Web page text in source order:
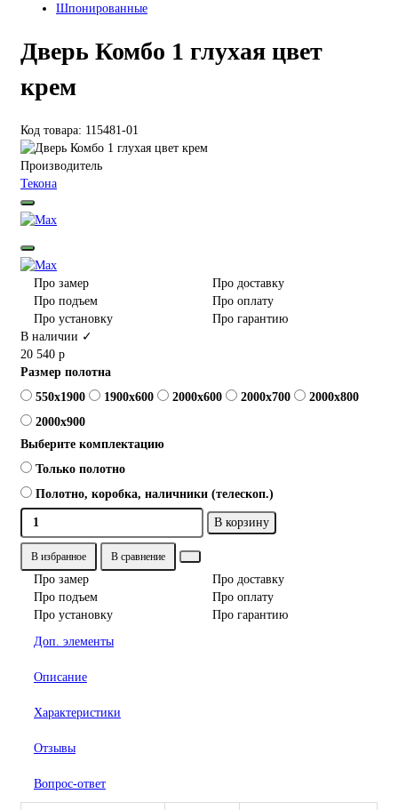
Шпонированные
Дверь Комбо 1 глухая цвет
крем
Код товара: 115481-01
Производитель
Текона
Про замер
Про доставку
Про подъем
Про оплату
Про установку
Про гарантию
В наличии ✓
20 540 р
Размер полотна
550x1900
1900x600 2000x600 2000x700
2000x800
2000x900
Выберите комплектацию
Только полотно
Полотно, коробка, наличники (телескоп.)
В корзину
В избранное В сравнение
Про замер
Про доставку
Про подъем
Про оплату
Про установку
Про гарантию
Доп. элементы
Описание
Характеристики
Отзывы
Вопрос-ответ